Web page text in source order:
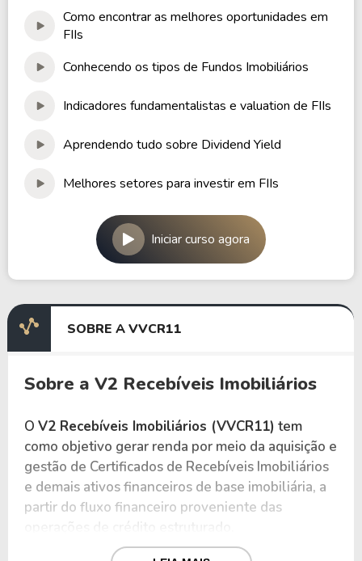
Como encontrar as melhores oportunidades em
FIIs
Conhecendo os tipos de Fundos Imobiliários
Indicadores fundamentalistas e valuation de FIIs
Aprendendo tudo sobre Dividend Yield
Melhores setores para investir em FIIs
Iniciar curso agora
SOBRE A VVCR11
Sobre a V2 Recebíveis Imobiliários
O V2 Recebíveis Imobiliários (VVCR11) tem
como objetivo gerar renda por meio da aquisição e
gestão de Certificados de Recebíveis Imobiliários
e demais ativos financeiros de base imobiliária, a
partir do fluxo financeiro proveniente das